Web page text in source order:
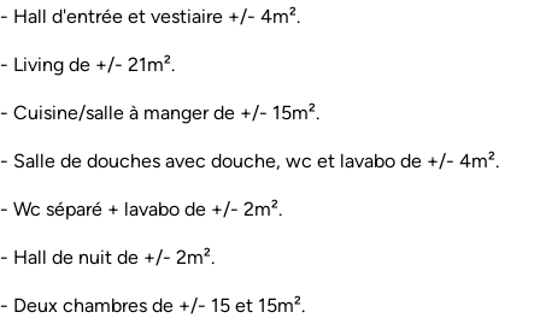
- Hall d'entrée et vestiaire +/- 4m².
- Living de +/- 21m².
- Cuisine/salle à manger de +/- 15m².
- Salle de douches avec douche, wc et lavabo de +/- 4m².
- Wc séparé + lavabo de +/- 2m².
- Hall de nuit de +/- 2m².
- Deux chambres de +/- 15 et 15m².